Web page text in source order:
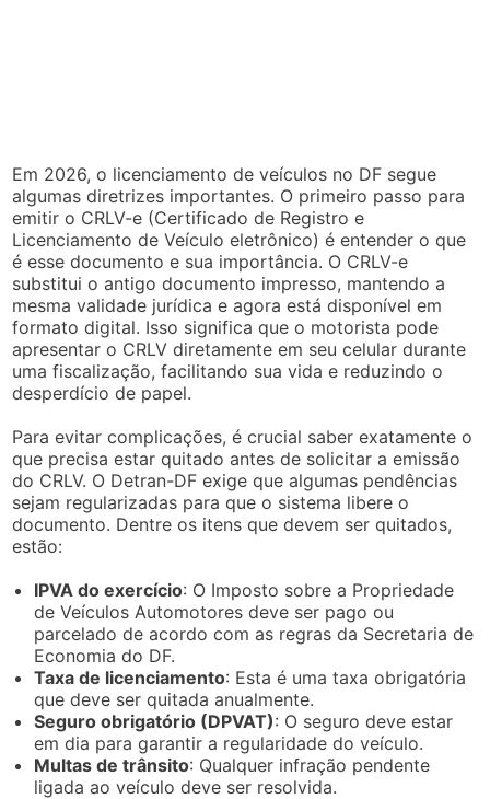
Em 2026, o licenciamento de veículos no DF segue
algumas diretrizes importantes. O primeiro passo para
emitir o CRLV-e (Certificado de Registro e
Licenciamento de Veículo eletrônico) é entender o que
é esse documento e sua importância. O CRLV-e
substitui o antigo documento impresso, mantendo a
mesma validade jurídica e agora está disponível em
formato digital. Isso significa que o motorista pode
apresentar o CRLV diretamente em seu celular durante
uma fiscalização, facilitando sua vida e reduzindo o
desperdício de papel.
Para evitar complicações, é crucial saber exatamente o
que precisa estar quitado antes de solicitar a emissão
do CRLV. O Detran-DF exige que algumas pendências
sejam regularizadas para que o sistema libere o
documento. Dentre os itens que devem ser quitados,
estão:
IPVA do exercício: O Imposto sobre a Propriedade
de Veículos Automotores deve ser pago ou
parcelado de acordo com as regras da Secretaria de
Economia do DF.
Taxa de licenciamento: Esta é uma taxa obrigatória
que deve ser quitada anualmente.
Seguro obrigatório (DPVAT): O seguro deve estar
em dia para garantir a regularidade do veículo.
Multas de trânsito: Qualquer infração pendente
ligada ao veículo deve ser resolvida.